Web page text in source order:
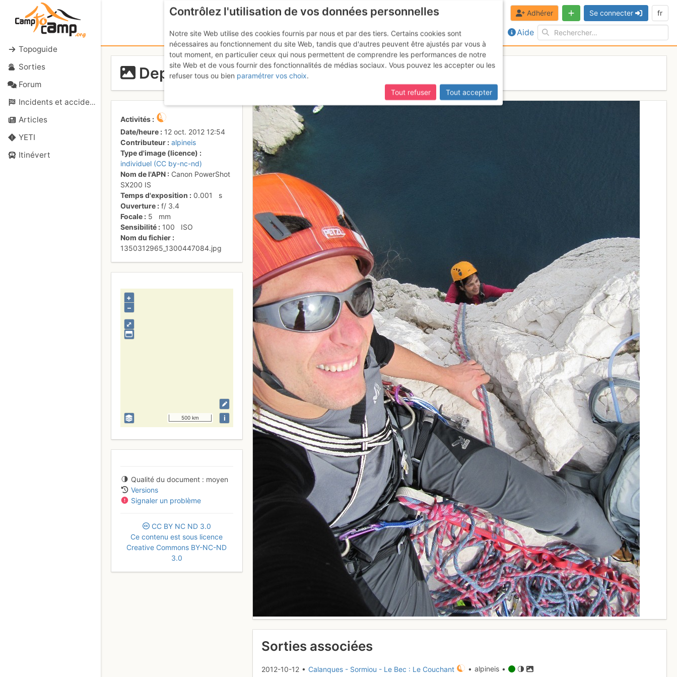
Topoguide
Sorties
Forum
Incidents et accidents
Articles
YETI
Itinévert
Aide
Adhérer Se connecter fr
Depuis le sommet
Activités
Date/heure
12 oct. 2012 12:54
Contributeur
alpineis
Type d'image (licence)
individuel (CC by-nc-nd)
Nom de l'APN
Canon PowerShot
SX200 IS
Temps d'exposition
0.001
s
Ouverture
f/3.4
Focale
5
mm
Sensibilité
100
ISO
Nom du fichier
1350312965_1300447084.jpg
⤢
+
–
500 km i
Qualité du document
moyen
Versions
Signaler un problème
CC BY NC ND 3.0
Ce contenu est sous licence
Creative Commons BY-NC-ND
3.0
Sorties associées
2012-10-12 • Calanques - Sormiou - Le Bec : Le Couchant • alpineis •
Contrôlez l'utilisation de vos données personnelles
Notre site Web utilise des cookies fournis par nous et par des tiers. Certains cookies sont
nécessaires au fonctionnement du site Web, tandis que d'autres peuvent être ajustés par vous à
tout moment, en particulier ceux qui nous permettent de comprendre les performances de notre
site Web et de vous fournir des fonctionnalités de médias sociaux. Vous pouvez les accepter ou les
refuser tous ou bien paramétrer vos choix.
Tout refuser
Tout accepter